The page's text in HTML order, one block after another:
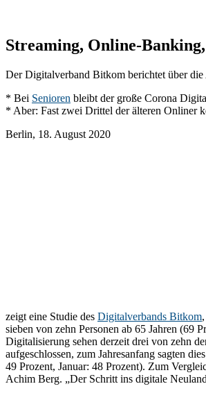
Streaming, Online-
Der Digitalverband Bitkom berichtet über
* Bei Senioren bleibt der große Corona
* Aber: Fast zwei Drittel der älteren Onliner
Berlin, 18. August 2020
zeigt eine Studie des Digitalverbands Bitkom
sieben von zehn Personen ab 65 Jahren (69
Digitalisierung sehen derzeit drei von zehn
aufgeschlossen, zum Jahresanfang sagten
49 Prozent, Januar: 48 Prozent). Zum
Achim Berg. „Der Schritt ins digitale